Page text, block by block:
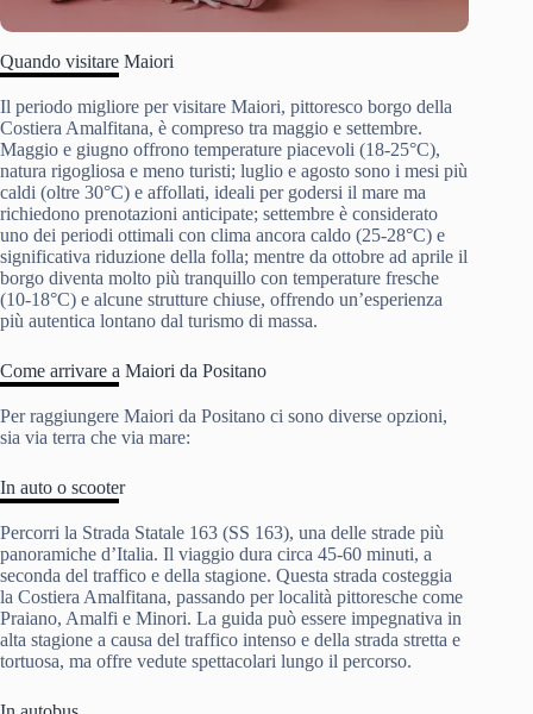
Quando visitare Maiori
Il periodo migliore per visitare Maiori, pittoresco borgo della
Costiera Amalfitana, è compreso tra maggio e settembre.
Maggio e giugno offrono temperature piacevoli (18-25°C),
natura rigogliosa e meno turisti; luglio e agosto sono i mesi più
caldi (oltre 30°C) e affollati, ideali per godersi il mare ma
richiedono prenotazioni anticipate; settembre è considerato
uno dei periodi ottimali con clima ancora caldo (25-28°C) e
significativa riduzione della folla; mentre da ottobre ad aprile il
borgo diventa molto più tranquillo con temperature fresche
(10-18°C) e alcune strutture chiuse, offrendo un’esperienza
più autentica lontano dal turismo di massa.
Come arrivare a Maiori da Positano
Per raggiungere Maiori da Positano ci sono diverse opzioni,
sia via terra che via mare:
In auto o scooter
Percorri la Strada Statale 163 (SS 163), una delle strade più
panoramiche d’Italia. Il viaggio dura circa 45-60 minuti, a
seconda del traffico e della stagione. Questa strada costeggia
la Costiera Amalfitana, passando per località pittoresche come
Praiano, Amalfi e Minori. La guida può essere impegnativa in
alta stagione a causa del traffico intenso e della strada stretta e
tortuosa, ma offre vedute spettacolari lungo il percorso.